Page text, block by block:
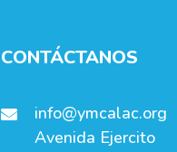
CONTÁCTANOS
 info@ymcalac.org
Avenida Ejercito